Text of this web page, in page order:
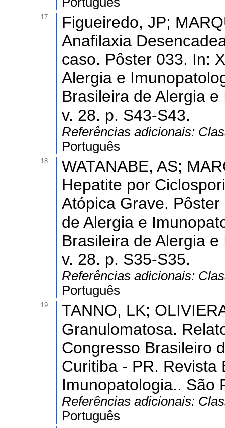
17.
Figueiredo, JP;
Anafilaxia
caso. Pôster 033. In:
Alergia e
Brasileira de Alergia
v. 28. p. S43-S43.
Referências adicionais:
Português
18.
WATANABE, AS;
Hepatite por
Atópica Grave.
de Alergia e
Brasileira de Alergia
v. 28. p. S35-S35.
Referências adicionais:
Português
19.
TANNO, LK;
Granulomatosa.
Congresso Brasileiro
Curitiba - PR. Revista
Imunopatologia.. São
Referências adicionais:
Português